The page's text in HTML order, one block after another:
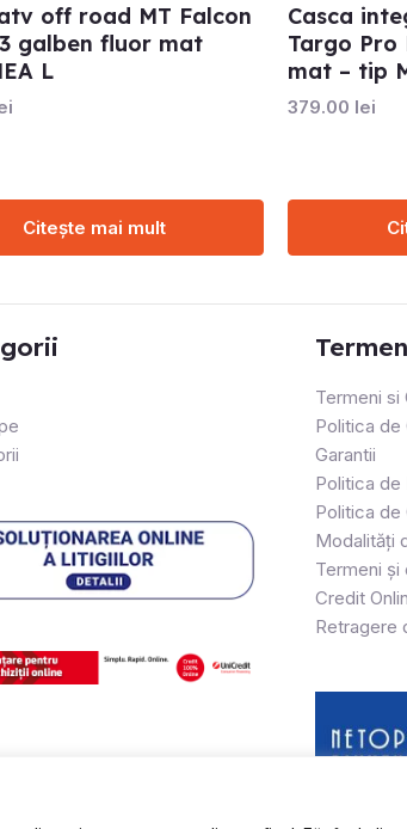
off road MT Falcon
galben fluor mat
L
Citește mai mult
Casca
Targo Pro
mat – tip
379.00 lei
Termeni si
Politica de
Garantii
Politica de
Politica de
Modalități
Termeni și
Credit
Retragere